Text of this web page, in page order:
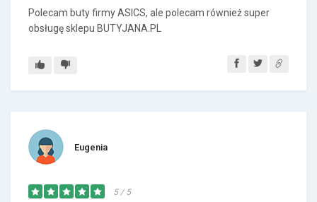
Polecam buty firmy ASICS, ale polecam również super
obsługę sklepu BUTYJANA.PL
Eugenia
5 / 5